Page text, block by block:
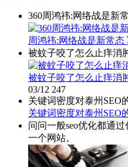
360周鸿祎:网络战是新
周鸿祎:网络战是新常
被蚊子咬了怎么止痒消
被蚊子咬了怎么止痒消
03/12 247
关键词密度对泰州SEO
关键词密度对泰州SEO
问问一般seo优化都通
一个网站。